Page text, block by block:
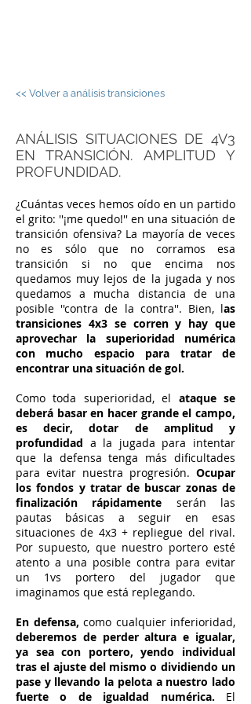
<< Volver a análisis transiciones
ANÁLISIS SITUACIONES DE 4V3
EN TRANSICIÓN. AMPLITUD Y
PROFUNDIDAD.
¿Cuántas veces hemos oído en un partido
el grito: ''¡me quedo!'' en una situación de
transición ofensiva? La mayoría de veces
no es sólo que no corramos esa
transición si no que encima nos
quedamos muy lejos de la jugada y nos
quedamos a mucha distancia de una
posible ''contra de la contra''. Bien, las
transiciones 4x3 se corren y hay que
aprovechar la superioridad numérica
con mucho espacio para tratar de
encontrar una situación de gol.
Como toda superioridad, el ataque se
deberá basar en hacer grande el campo,
es decir, dotar de amplitud y
profundidad a la jugada para intentar
que la defensa tenga más dificultades
para evitar nuestra progresión. Ocupar
los fondos y tratar de buscar zonas de
finalización rápidamente serán las
pautas básicas a seguir en esas
situaciones de 4x3 + repliegue del rival.
Por supuesto, que nuestro portero esté
atento a una posible contra para evitar
un 1vs portero del jugador que
imaginamos que está replegando.
En defensa, como cualquier inferioridad,
deberemos de perder altura e igualar,
ya sea con portero, yendo individual
tras el ajuste del mismo o dividiendo un
pase y llevando la pelota a nuestro lado
fuerte o de igualdad numérica. El